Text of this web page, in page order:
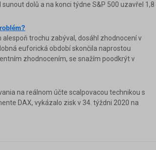
dolů a na konci týdne S&P 500 uzavřel 1,8
trochu zabýval, dosáhl zhodnocení v
euforická období skončila naprostou
zhodnocením, se snažím poodkrýt v
na reálnom účte scalpovacou technikou s
DAX, vykázalo zisk v 34. týždni 2020 na